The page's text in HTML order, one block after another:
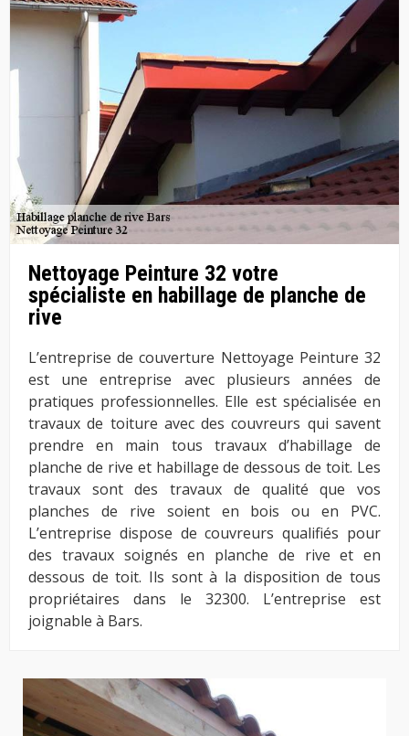
Nettoyage Peinture 32 votre
spécialiste en habillage de planche de
rive
L’entreprise de couverture Nettoyage Peinture 32
est une entreprise avec plusieurs années de
pratiques professionnelles. Elle est spécialisée en
travaux de toiture avec des couvreurs qui savent
prendre en main tous travaux d’habillage de
planche de rive et habillage de dessous de toit. Les
travaux sont des travaux de qualité que vos
planches de rive soient en bois ou en PVC.
L’entreprise dispose de couvreurs qualifiés pour
des travaux soignés en planche de rive et en
dessous de toit. Ils sont à la disposition de tous
propriétaires dans le 32300. L’entreprise est
joignable à Bars.